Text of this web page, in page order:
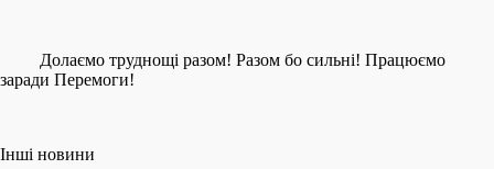
Долаємо труднощі разом! Разом бо сильні! Працюємо
заради Перемоги!
Інші новини